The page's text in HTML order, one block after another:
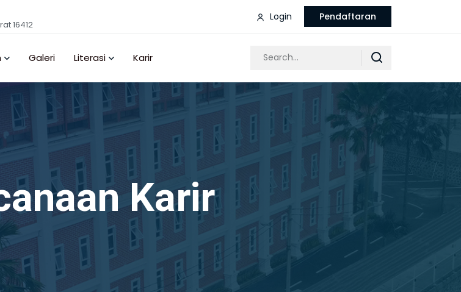
16412
Login Pendaftaran
Galeri Literasi Karir
Karir